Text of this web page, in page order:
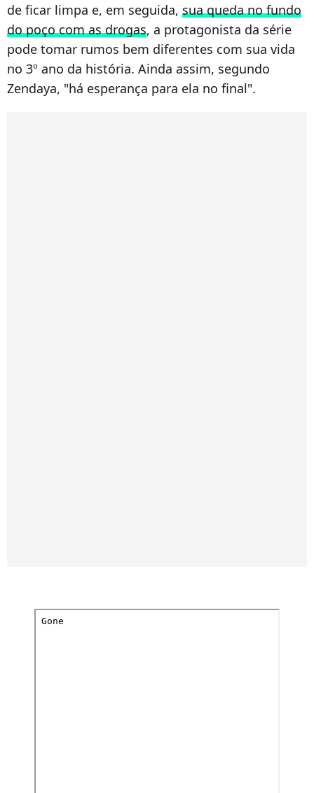
de ficar limpa e, em seguida, sua queda no fundo
do poço com as drogas, a protagonista da série
pode tomar rumos bem diferentes com sua vida
no 3º ano da história. Ainda assim, segundo
Zendaya, "há esperança para ela no final".